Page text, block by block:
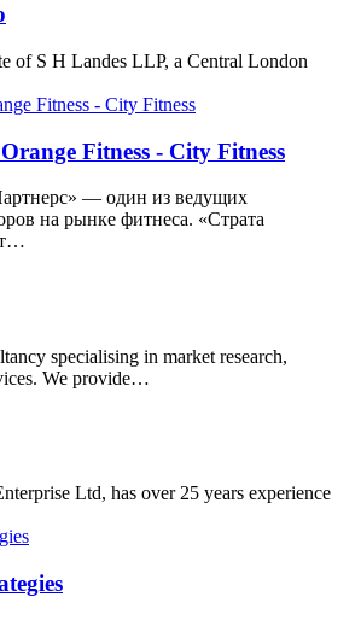
of S H Landes LLP, a Central London
Fitness - City Fitness
— один из ведущих
на рынке фитнеса. «Страта
specialising in market research,
We provide…
Ltd, has over 25 years experience